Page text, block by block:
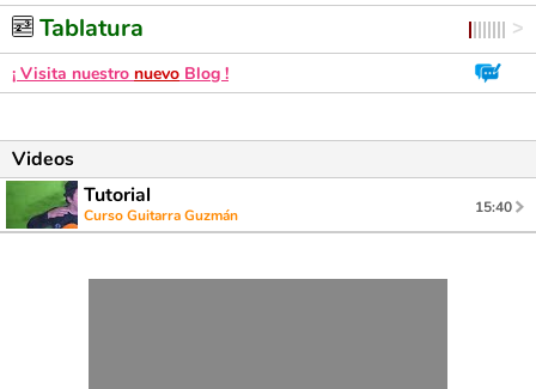
Tablatura
¡ Visita nuestro nuevo Blog !
Videos
Tutorial
Curso Guitarra Guzmán 15:40